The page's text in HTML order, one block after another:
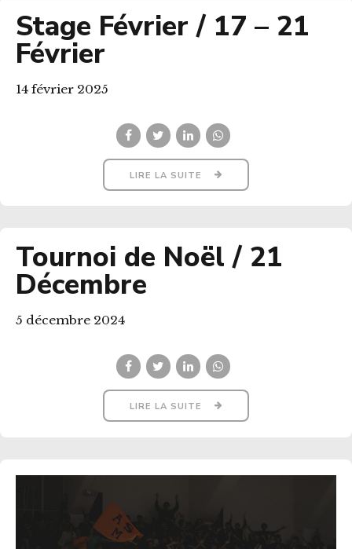
Stage Février / 17 – 21
Février
14 février 2025
LIRE LA SUITE
Tournoi de Noël / 21
Décembre
5 décembre 2024
LIRE LA SUITE